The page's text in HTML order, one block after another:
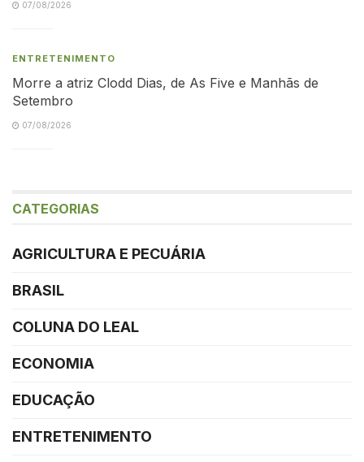
07/08/2026
ENTRETENIMENTO
Morre a atriz Clodd Dias, de As Five e Manhãs de
Setembro
07/08/2026
CATEGORIAS
AGRICULTURA E PECUÁRIA
BRASIL
COLUNA DO LEAL
ECONOMIA
EDUCAÇÃO
ENTRETENIMENTO